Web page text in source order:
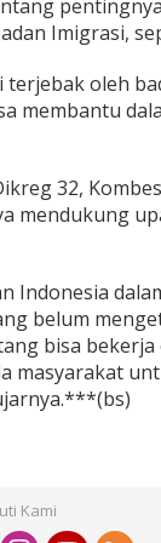
Imigrasi,
terjebak oleh
membantu
32,
mendukung
Indonesia
belum
bisa
masyarakat
Kami